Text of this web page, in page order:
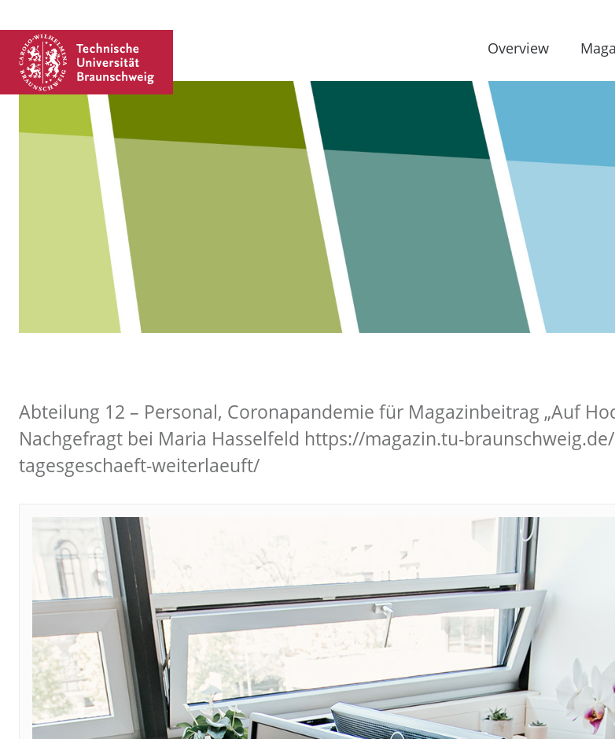
Overview
Abteilung 12 – Personal, Coronapandemie für Magazinbeitrag „Auf
Nachgefragt bei Maria Hasselfeld https://magazin.tu-
tagesgeschaeft-weiterlaeuft/